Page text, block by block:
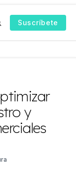
Suscríbete
y